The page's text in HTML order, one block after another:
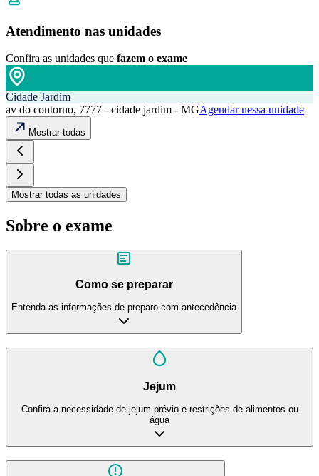
Atendimento nas unidades
Confira as unidades que fazem o exame
Cidade Jardim
av do contorno, 7777 - cidade jardim - MGAgendar nessa unidade
Mostrar todas
Mostrar todas as unidades
Sobre o exame
Como se preparar
Entenda as informações de preparo com antecedência
Jejum
Confira a necessidade de jejum prévio e restrições de alimentos ou
água